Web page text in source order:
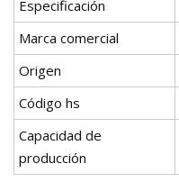
Especificación
Marca comercial
Origen
Código hs
Capacidad de
producción